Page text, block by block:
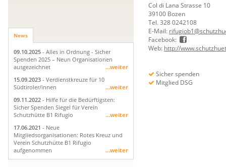
News
09.10.2025 - Alles in Ordnung - Sicher
Spenden 2025 – Neun Organisationen
ausgezeichnet
...weiter
15.09.2023 - Verdienstkreuze für 10
Südtiroler/innen
...weiter
09.11.2022 - Hilfe für die Bedürftigsten:
Sicher Spenden Siegel für Verein
Schutzhütte B1 Rifugio
...weiter
17.06.2021 - Neue
Mitgliedsorganisationen: Rotes Kreuz und
Verein Schutzhütte B1 Rifugio
aufgenommen
...weiter
Col di Lana Strasse 10
39100 Bozen
Tel. 328 0242108
E-Mail:
Facebook:
Web: http://
Sicher spenden
Mitglied DSG